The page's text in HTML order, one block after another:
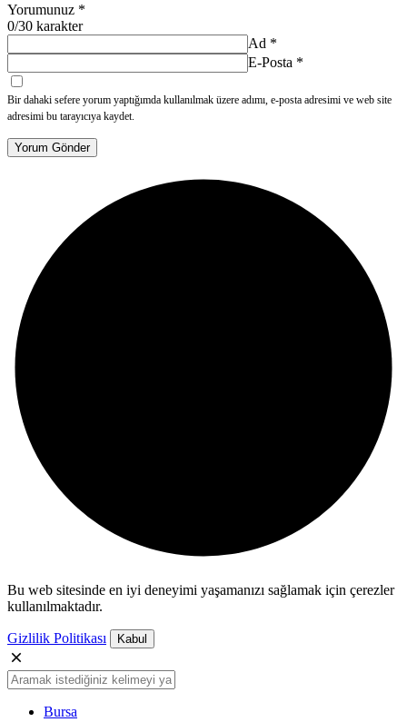
Yorumunuz *
0/30 karakter
Ad *
E-Posta *
Bir dahaki sefere yorum yaptığımda kullanılmak üzere adımı, e-posta adresimi ve web site
adresimi bu tarayıcıya kaydet.
Yorum Gönder
Bu web sitesinde en iyi deneyimi yaşamanızı sağlamak için çerezler
kullanılmaktadır.
Gizlilik Politikası Kabul
Bursa